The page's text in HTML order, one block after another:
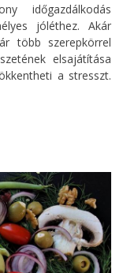
időgazdálkodás
jóléthez. Akár
több szerepkörrel
elsajátítása
a stresszt.